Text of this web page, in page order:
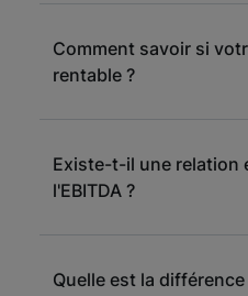
Comment savoir si
rentable ?
vous devez procéder
éléments parmi
Cela démontre que le
Existe-t-il une relation
l'EBITDA ?
le résultat
Quelle est la différence